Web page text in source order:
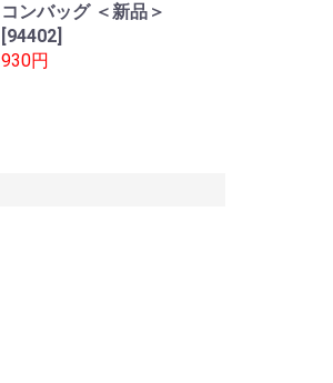
コンバッグ ＜新品＞
[94402]
930円